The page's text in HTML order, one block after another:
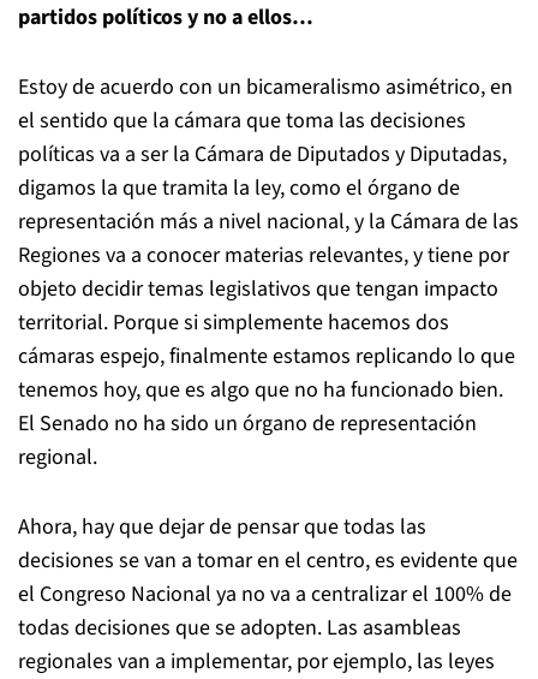
partidos políticos y no a ellos…
Estoy de acuerdo con un bicameralismo asimétrico, en
el sentido que la cámara que toma las decisiones
políticas va a ser la Cámara de Diputados y Diputadas,
digamos la que tramita la ley, como el órgano de
representación más a nivel nacional, y la Cámara de las
Regiones va a conocer materias relevantes, y tiene por
objeto decidir temas legislativos que tengan impacto
territorial. Porque si simplemente hacemos dos
cámaras espejo, finalmente estamos replicando lo que
tenemos hoy, que es algo que no ha funcionado bien.
El Senado no ha sido un órgano de representación
regional.
Ahora, hay que dejar de pensar que todas las
decisiones se van a tomar en el centro, es evidente que
el Congreso Nacional ya no va a centralizar el 100% de
todas decisiones que se adopten. Las asambleas
regionales van a implementar, por ejemplo, las leyes